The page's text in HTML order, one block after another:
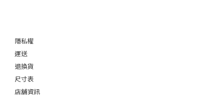
隱私權
運送
退換貨
尺寸表
店舖資訊